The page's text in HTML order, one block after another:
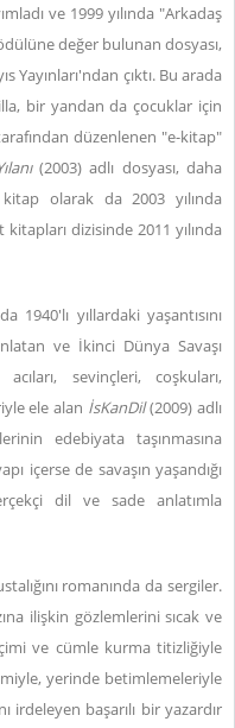
ve 1999 yılında "Arkadaş
değer bulunan dosyası,
Yayınları'ndan çıktı. Bu arada
bir yandan da çocuklar için
düzenlenen "e-kitap"
(2003) adlı dosyası, daha
kitap olarak da 2003 yılında
kitapları dizisinde 2011 yılında
1940'lı yıllardaki yaşantısını
ve İkinci Dünya Savaşı
sevinçleri, coşkuları,
ele alan İsKanDil(2009) adlı
edebiyata taşınmasına
içerse de savaşın yaşandığı
dil ve sade anlatımla
romanında da sergiler.
ilişkin gözlemlerini sıcak ve
ve cümle kurma titizliğiyle
yerinde betimlemeleriyle
irdeleyen başarılı bir yazardır